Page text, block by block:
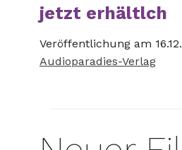
jetzt erhältlch
Veröffentlichung am
Audioparadies-Verlag